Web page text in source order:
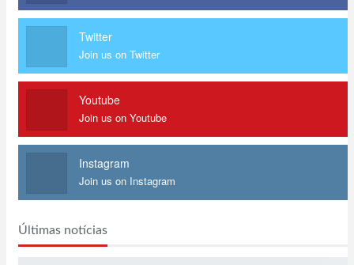
Twitter
Join us on Twitter
Youtube
Join us on Youtube
Instagram
Join us on Instagram
Últimas notícias